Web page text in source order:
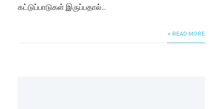
கட்டுப்பாடுகள் இருப்பதால்...
+ READ MORE